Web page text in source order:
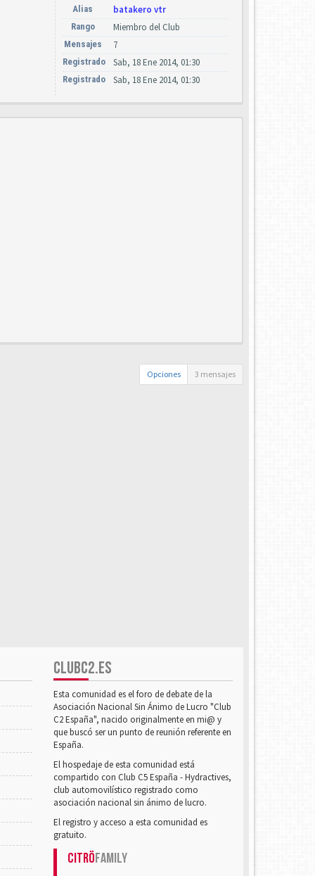
Alias batakero vtr
Rango Miembro del Club
Mensajes 7
Registrado Sab, 18 Ene 2014, 01:30
Registrado Sab, 18 Ene 2014, 01:30
Opciones 3 mensajes
CLUBC2.ES
Esta comunidad es el foro de debate de la
Asociación Nacional Sin Ánimo de Lucro "Club
C2 España", nacido originalmente en mi@ y
que buscó ser un punto de reunión referente en
España.
El hospedaje de esta comunidad está
compartido con Club C5 España - Hydractives,
club automovilístico registrado como
asociación nacional sin ánimo de lucro.
El registro y acceso a esta comunidad es
gratuito.
CitröFamily